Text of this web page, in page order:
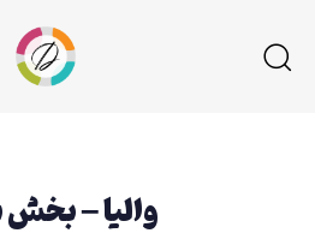
والیا –